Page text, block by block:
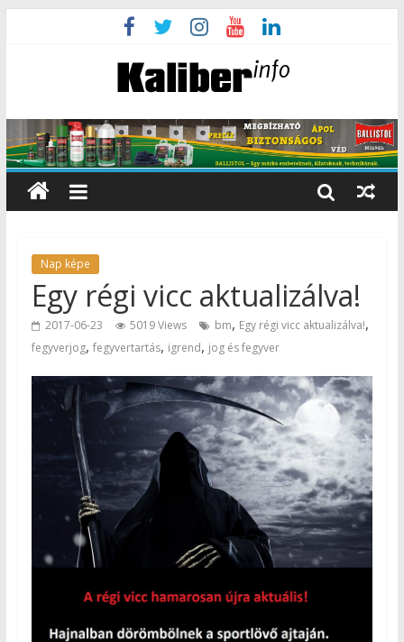
Nap képe
Egy régi vicc aktualizálva!
2017-06-23 5019 Views bm, Egy régi vicc aktualizálva!,
fegyverjog, fegyvertartás, igrend, jog és fegyver